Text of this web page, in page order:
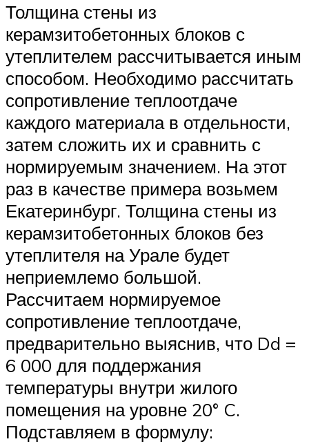
Толщина стены из
керамзитобетонных блоков с
утеплителем рассчитывается иным
способом. Необходимо рассчитать
сопротивление теплоотдаче
каждого материала в отдельности,
затем сложить их и сравнить с
нормируемым значением. На этот
раз в качестве примера возьмем
Екатеринбург. Толщина стены из
керамзитобетонных блоков без
утеплителя на Урале будет
неприемлемо большой.
Рассчитаем нормируемое
сопротивление теплоотдаче,
предварительно выяснив, что Dd =
6 000 для поддержания
температуры внутри жилого
помещения на уровне 20° C.
Подставляем в формулу: